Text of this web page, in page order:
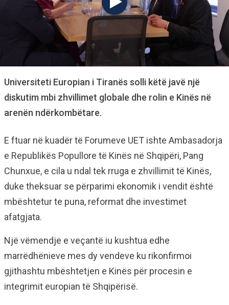
Universiteti Europian i Tiranës solli këtë javë një
diskutim mbi zhvillimet globale dhe rolin e Kinës në
arenën ndërkombëtare.
E ftuar në kuadër të Forumeve UET ishte Ambasadorja
e Republikës Popullore të Kinës në Shqipëri, Pang
Chunxue, e cila u ndal tek rruga e zhvillimit të Kinës,
duke theksuar se përparimi ekonomik i vendit është
mbështetur te puna, reformat dhe investimet
afatgjata.
Një vëmendje e veçantë iu kushtua edhe
marrëdhënieve mes dy vendeve ku rikonfirmoi
gjithashtu mbështetjen e Kinës për procesin e
integrimit europian të Shqipërisë.